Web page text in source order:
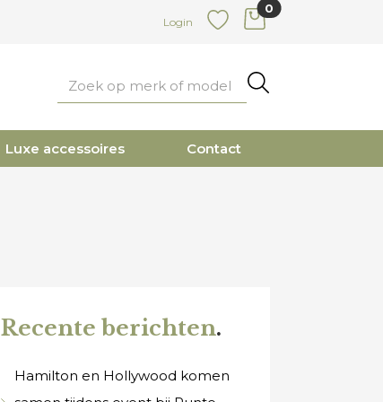
Login
0
items in cart
Luxe accessoires Contact
Recente berichten.
Hamilton en Hollywood komen